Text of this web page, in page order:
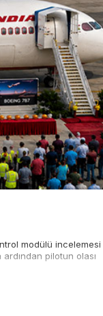
modülü incelemesi
pilotun olası